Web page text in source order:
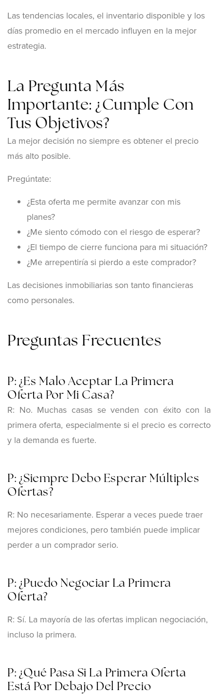
Las tendencias locales, el inventario disponible y los
días promedio en el mercado influyen en la mejor
estrategia.
La Pregunta Más
Importante: ¿Cumple Con
Tus Objetivos?
La mejor decisión no siempre es obtener el precio
más alto posible.
Pregúntate:
¿Esta oferta me permite avanzar con mis
planes?
¿Me siento cómodo con el riesgo de esperar?
¿El tiempo de cierre funciona para mi situación?
¿Me arrepentiría si pierdo a este comprador?
Las decisiones inmobiliarias son tanto financieras
como personales.
Preguntas Frecuentes
P: ¿Es Malo Aceptar La Primera
Oferta Por Mi Casa?
R: No. Muchas casas se venden con éxito con la
primera oferta, especialmente si el precio es correcto
y la demanda es fuerte.
P: ¿Siempre Debo Esperar Múltiples
Ofertas?
R: No necesariamente. Esperar a veces puede traer
mejores condiciones, pero también puede implicar
perder a un comprador serio.
P: ¿Puedo Negociar La Primera
Oferta?
R: Sí. La mayoría de las ofertas implican negociación,
incluso la primera.
P: ¿Qué Pasa Si La Primera Oferta
Está Por Debajo Del Precio